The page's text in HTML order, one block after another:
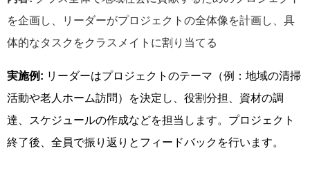
を企画し、リーダーがプロジェクトの全体像を計画し、具
体的なタスクをクラスメイトに割り当てる
実施例: リーダーはプロジェクトのテーマ（例：地域の清掃
活動や老人ホーム訪問）を決定し、役割分担、資材の調
達、スケジュールの作成などを担当します。プロジェクト
終了後、全員で振り返りとフィードバックを行います。